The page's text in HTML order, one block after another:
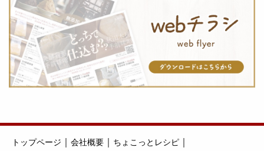
トップページ ｜ 会社概要 ｜ ちょこっとレシピ ｜